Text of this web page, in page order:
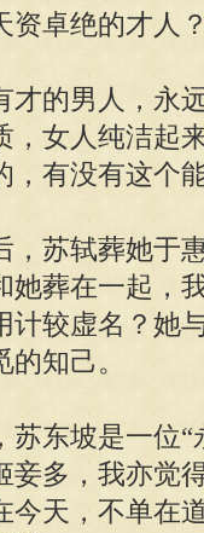
资卓绝的才人
的男人，永远
，女人纯洁起
，有没有这个
轼葬她于惠
她葬在一起，
计较虚名？她
知己。
坡是一位“
妾多，我亦觉
今天，不单在